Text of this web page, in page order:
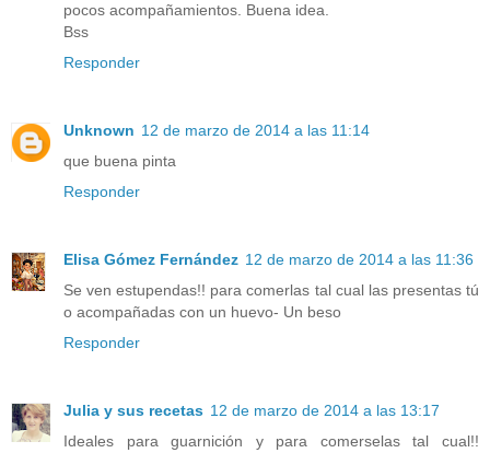
pocos acompañamientos. Buena idea.
Bss
Responder
Unknown 12 de marzo de 2014 a las 11:14
que buena pinta
Responder
Elisa Gómez Fernández 12 de marzo de 2014 a las 11:36
Se ven estupendas!! para comerlas tal cual las presentas tú
o acompañadas con un huevo- Un beso
Responder
Julia y sus recetas 12 de marzo de 2014 a las 13:17
Ideales para guarnición y para comerselas tal cual!!